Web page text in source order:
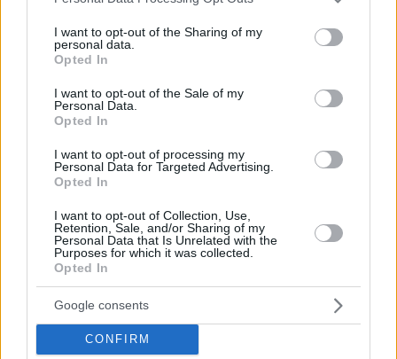
not limited to your visit or usage behaviour. You may click to
grant or deny consent to Google and its third-party tags to
use your data for below specified purposes in below Google
consent section.
I want to opt-out of the Sharing of my
personal data.
Opted In
I want to opt-out of the Sale of my
Personal Data.
Opted In
I want to opt-out of processing my
Personal Data for Targeted Advertising.
Opted In
I want to opt-out of Collection, Use,
Retention, Sale, and/or Sharing of my
Personal Data that Is Unrelated with the
Purposes for which it was collected.
Opted In
Google consents
CONFIRM
Οι μελωδίες του Χάρι Πότερ και του Άρχοντα των
Δαχτυλιδιών σε μια online συναυλία
Τον Απρίλιο από την ψηφιακή σκηνή του Christmas
05.03.2021, 07:42